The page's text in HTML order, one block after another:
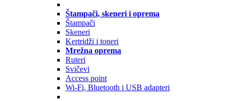
Štampači, skeneri i oprema
Štampači
Skeneri
Kertridži i toneri
Mrežna oprema
Ruteri
Svičevi
Access point
Wi-Fi, Bluetooth i USB adapteri